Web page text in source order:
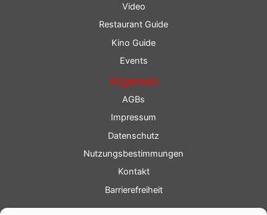
Video
Restaurant Guide
Kino Guide
Events
Allgemein
AGBs
Impressum
Datenschutz
Nutzungsbestimmungen
Kontakt
Barrierefreiheit